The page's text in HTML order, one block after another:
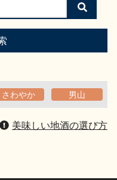
検
索
す
さわやか 男山
美味しい地酒の選び方